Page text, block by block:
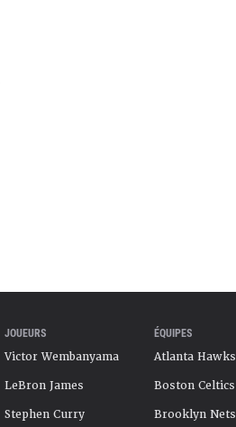
JOUEURS
Victor Wembanyama
LeBron James
Stephen Curry
ÉQUIPES
Atlanta Hawks
Boston Celtics
Brooklyn Nets